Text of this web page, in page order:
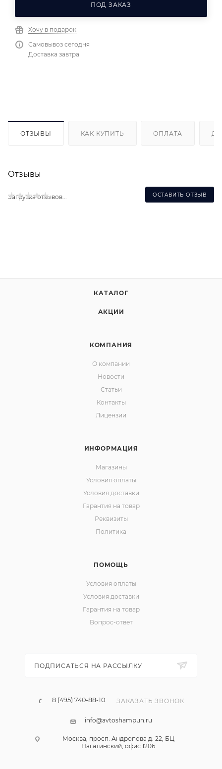
ПОД ЗАКАЗ
Хочу в подарок
Самовывоз сегодня
Доставка завтра
ОТЗЫВЫ КАК КУПИТЬ ОПЛАТА
Отзывы
ОСТАВИТЬ ОТЗЫВ
Загрузка отзывов...
КАТАЛОГ
АКЦИИ
КОМПАНИЯ
О компании
Новости
Статьи
Контакты
Лицензии
ИНФОРМАЦИЯ
Магазины
Условия оплаты
Условия доставки
Гарантия на товар
Реквизиты
Политика
ПОМОЩЬ
Условия оплаты
Условия доставки
Гарантия на товар
Вопрос-ответ
ПОДПИСАТЬСЯ НА РАССЫЛКУ
8 (495) 740-88-10 ЗАКАЗАТЬ ЗВОНОК
info@avtoshampun.ru
Москва, просп. Андропова д. 22, БЦ
Нагатинский, офис 1206